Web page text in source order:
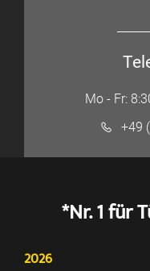
Mo - Fr:
+49
*Nr. 1 für
2026